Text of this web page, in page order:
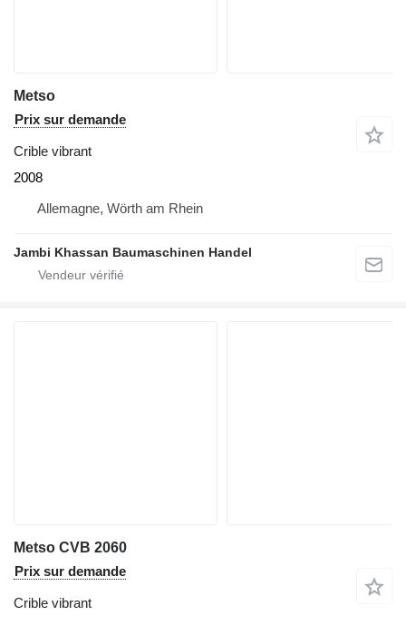
Metso
Prix sur demande
Crible vibrant
2008
Allemagne, Wörth am Rhein
Jambi Khassan Baumaschinen Handel
Metso CVB 2060
Prix sur demande
Crible vibrant